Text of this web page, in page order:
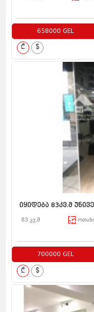
658000 GEL
₾ $
იყიდება 83კვ.მ
83 კვ.მ
700000 GEL
₾ $